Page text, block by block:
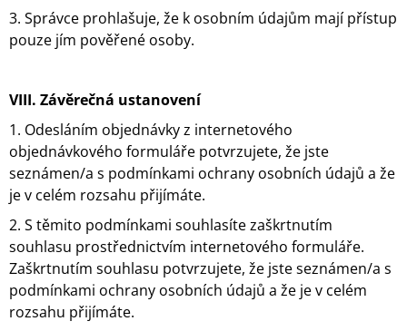
3. Správce prohlašuje, že k osobním údajům mají přístup
pouze jím pověřené osoby.
VIII. Závěrečná ustanovení
1. Odesláním objednávky z internetového
objednávkového formuláře potvrzujete, že jste
seznámen/a s podmínkami ochrany osobních údajů a že
je v celém rozsahu přijímáte.
2. S těmito podmínkami souhlasíte zaškrtnutím
souhlasu prostřednictvím internetového formuláře.
Zaškrtnutím souhlasu potvrzujete, že jste seznámen/a s
podmínkami ochrany osobních údajů a že je v celém
rozsahu přijímáte.